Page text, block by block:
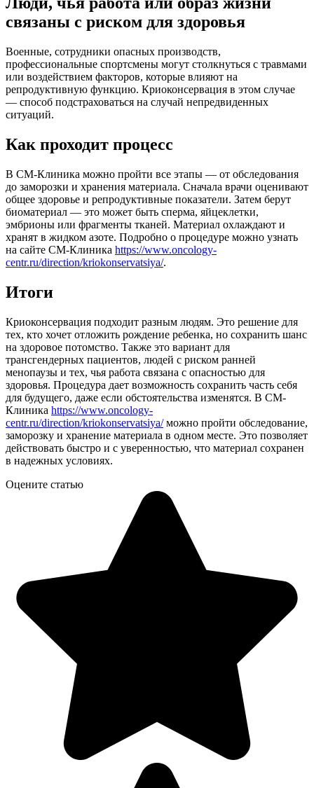
связаны с риском для здоровья
Военные, сотрудники опасных производств,
профессиональные спортсмены могут столкнуться с травмами
или воздействием факторов, которые влияют на
репродуктивную функцию. Криоконсервация в этом случае
— способ подстраховаться на случай непредвиденных
ситуаций.
Как проходит процесс
В СМ-Клиника можно пройти все этапы — от обследования
до заморозки и хранения материала. Сначала врачи оценивают
общее здоровье и репродуктивные показатели. Затем берут
биоматериал — это может быть сперма, яйцеклетки,
эмбрионы или фрагменты тканей. Материал охлаждают и
хранят в жидком азоте. Подробно о процедуре можно узнать
на сайте СМ-Клиника https://www.oncology-
centr.ru/direction/kriokonservatsiya/.
Итоги
Криоконсервация подходит разным людям. Это решение для
тех, кто хочет отложить рождение ребенка, но сохранить шанс
на здоровое потомство. Также это вариант для
трансгендерных пациентов, людей с риском ранней
менопаузы и тех, чья работа связана с опасностью для
здоровья. Процедура дает возможность сохранить часть себя
для будущего, даже если обстоятельства изменятся. В СМ-
Клиника https://www.oncology-
centr.ru/direction/kriokonservatsiya/можно пройти обследование,
заморозку и хранение материала в одном месте. Это позволяет
действовать быстро и с уверенностью, что материал сохранен
в надежных условиях.
Оцените статью